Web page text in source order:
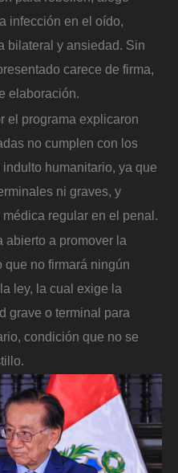
infección en el oído,
bilateral y ansiedad. Sin
carece de firma,
elaboración.
el programa explicaron
no cumplen con los
humanitario, ya que
ni graves, y
regular en el penal.
abierto a promover la
que no firmará ningún
ley, la cual exige la
grave o terminal para
condición que no se